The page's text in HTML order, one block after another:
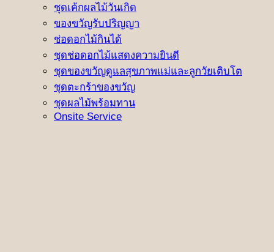
ชุดเค้กผลไม้วันเกิด
ของขวัญรับปริญญา
ช่อดอกไม้กินได้
ชุดช่อดอกไม้แสดงความยินดี
ชุดของขวัญดูแลสุขภาพแม่และลูกวัยเติบโต
ชุดตะกร้าของขวัญ
ชุดผลไม้พร้อมทาน
Onsite Service